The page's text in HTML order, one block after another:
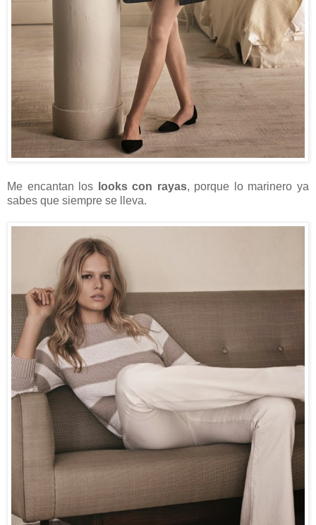
Me encantan los looks con rayas, porque lo marinero ya
sabes que siempre se lleva.